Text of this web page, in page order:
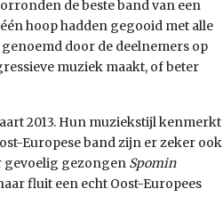
de beste band van een
hoop hadden gegooid met alle
door de deelnemers op
muziek maakt, of beter
2013. Hun muziekstijl kenmerkt
Europese band zijn er zeker ook
gevoelig gezongen Spomin
fluit een echt Oost-Europees